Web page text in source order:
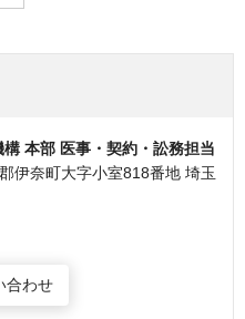
本部 医事・契約・訟務担当
伊奈町大字小室818番地 埼玉